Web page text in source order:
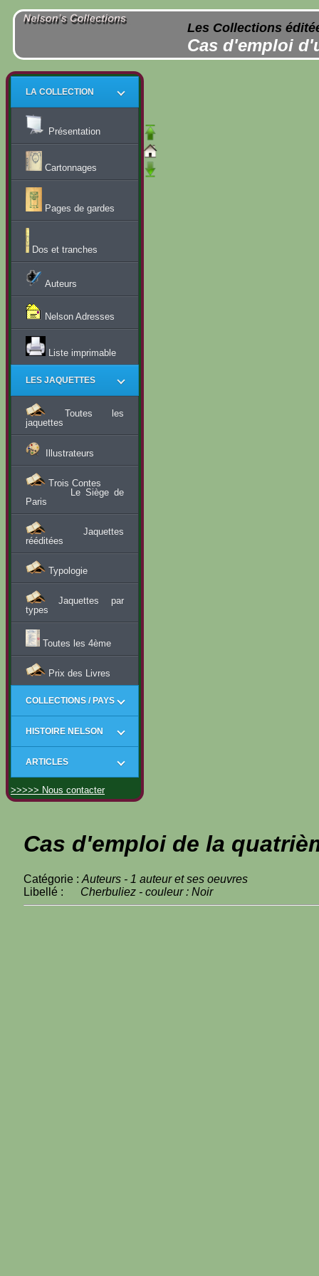
Les Collections
Cas d'emploi
LA COLLECTION
Présentation
Cartonnages
Pages de gardes
Dos et tranches
Auteurs
Nelson Adresses
Liste imprimable
LES JAQUETTES
Toutes les
jaquettes
Illustrateurs
Trois Contes
Le Siège de
Paris
Jaquettes
rééditées
Typologie
Jaquettes par
types
Toutes les 4ème
Prix des Livres
COLLECTIONS / PAYS
HISTOIRE NELSON
ARTICLES
>>>>> Nous contacter
Cas d'emploi de la
Catégorie : Auteurs - 1 auteur et ses oeuvres
Libellé : Cherbuliez - couleur : Noir